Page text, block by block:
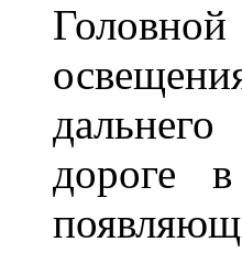
дороге